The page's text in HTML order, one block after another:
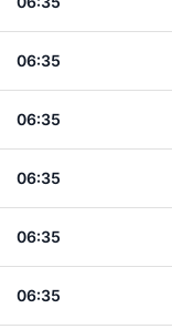
06:35
06:35
06:35
06:35
06:35